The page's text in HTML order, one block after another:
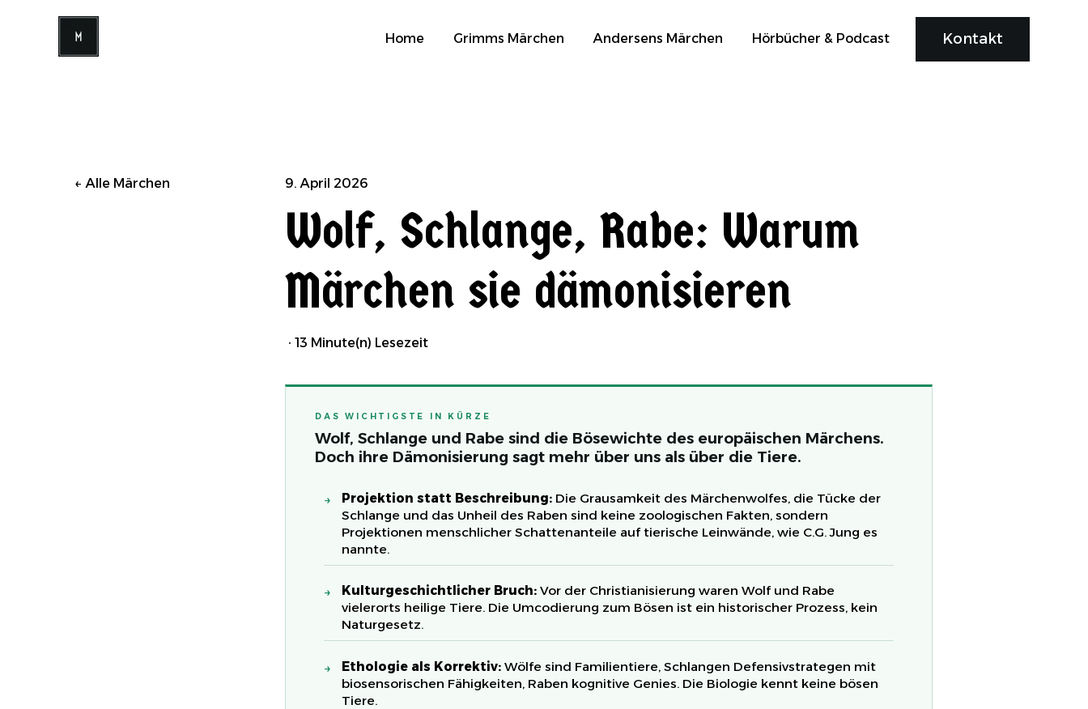
Home Grimms Märchen Andersens Märchen Hörbücher & Podcast Kontakt
Alle Märchen 9. April 2026
Wolf, Schlange, Rabe: Warum
Märchen sie dämonisieren
· 13 Minute(n) Lesezeit
DAS WICHTIGSTE IN KÜRZE
Wolf, Schlange und Rabe sind die Bösewichte des europäischen Märchens.
Doch ihre Dämonisierung sagt mehr über uns als über die Tiere.
→ Projektion statt Beschreibung: Die Grausamkeit des Märchenwolfes, die Tücke der
Schlange und das Unheil des Raben sind keine zoologischen Fakten, sondern
Projektionen menschlicher Schattenanteile auf tierische Leinwände, wie C.G. Jung es
nannte.
→ Kulturgeschichtlicher Bruch: Vor der Christianisierung waren Wolf und Rabe
vielerorts heilige Tiere. Die Umcodierung zum Bösen ist ein historischer Prozess, kein
Naturgesetz.
→ Ethologie als Korrektiv: Wölfe sind Familientiere, Schlangen Defensivstrategen mit
biosensorischen Fähigkeiten, Raben kognitive Genies. Die Biologie kennt keine bösen
Tiere.